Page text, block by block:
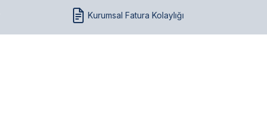
Kurumsal Fatura Kolaylığı